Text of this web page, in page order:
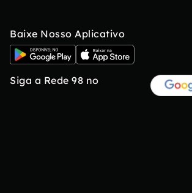
Baixe Nosso Aplicativo
Siga a Rede 98 no